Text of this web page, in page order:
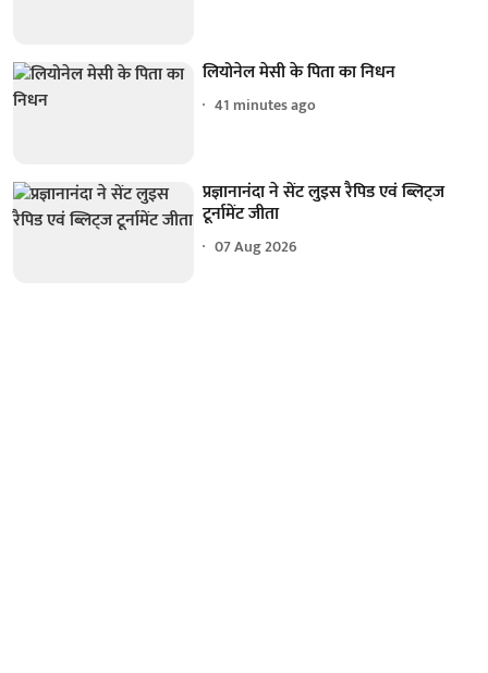
लियोनेल मेसी के पिता का निधन
41 minutes ago
प्रज्ञानानंदा ने सेंट लुइस रैपिड एवं ब्लिट्ज
टूर्नामेंट जीता
07 Aug 2026